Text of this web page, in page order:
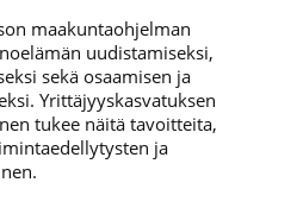
maakuntaohjelman
uudistamiseksi,
sekä osaamisen ja
Yrittäjyyskasvatuksen
tukee näitä tavoitteita,
ja